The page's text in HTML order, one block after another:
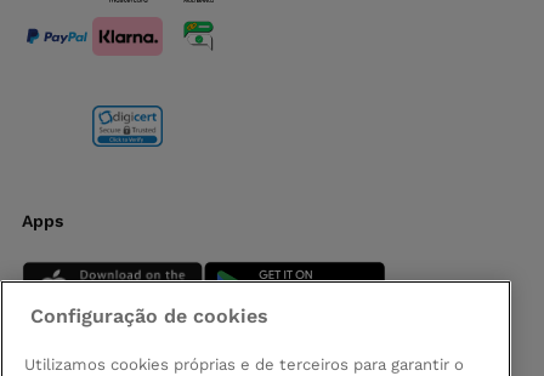
Apps
Configuração de cookies
Utilizamos cookies próprias e de terceiros para garantir o